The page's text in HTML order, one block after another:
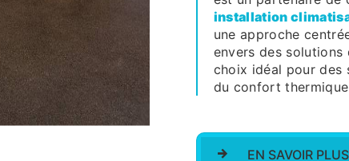
installation
une approche
envers des solutions
choix idéal pour des
du confort
EN SAVOIR PLUS